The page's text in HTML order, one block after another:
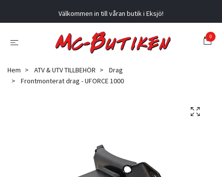
Välkommen in till våran butik i Eksjö!
0
Hem ATV & UTV TILLBEHÖR
Drag
Frontmonterat drag - UFORCE 1000